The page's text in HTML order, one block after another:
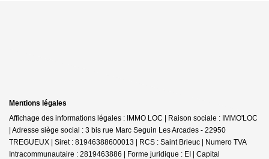
Mentions légales
Affichage des informations légales : IMMO LOC | Raison sociale : IMMO'LOC
| Adresse siège social : 3 bis rue Marc Seguin Les Arcades - 22950
TREGUEUX | Siret : 81946388600013 | RCS : Saint Brieuc | Numero TVA
Intracommunautaire : 2819463886 | Forme juridique : EI | Capital